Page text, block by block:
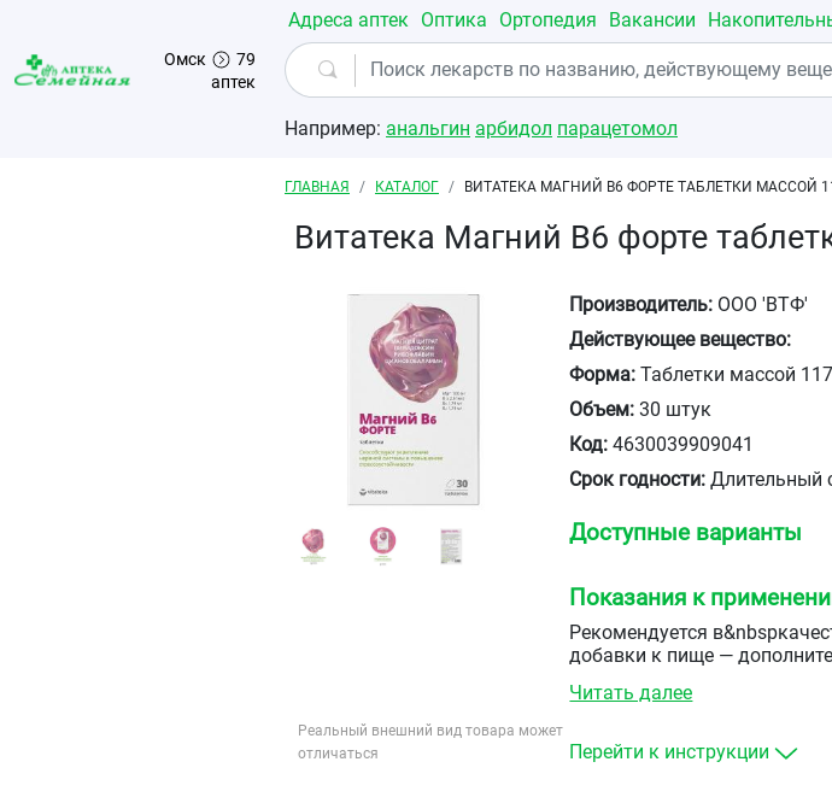
Перейти к основному содержанию
Омск
79
аптек
Адреса аптек Оптика Ортопедия Вакансии
Например: анальгин арбидол парацетомол
Строка навигации
ГЛАВНАЯ КАТАЛОГ ВИТАТЕКА МАГНИЙ В6 ФОРТЕ ТАБЛЕТКИ МАССОЙ
Витатека Магний В6 форте
Реальный внешний вид товара может
отличаться
Производитель: ООО 'ВТФ'
Действующее вещество:
Форма: Таблетки массой
Объем: 30 штук
Код: 4630039909041
Срок годности: Длительный
Доступные варианты
Показания к
Рекомендуется
добавки к пище —
Читать далее
Перейти к инструкции